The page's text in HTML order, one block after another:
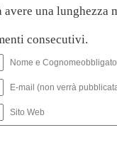
una lunghezza
consecutivi.
Nome e
E-mail (non verrà
Sito Web